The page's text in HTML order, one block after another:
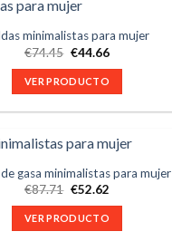
minimalistas para mujer
€74.45 €44.66
VER PRODUCTO
gasa minimalistas para mujer
€87.71 €52.62
VER PRODUCTO